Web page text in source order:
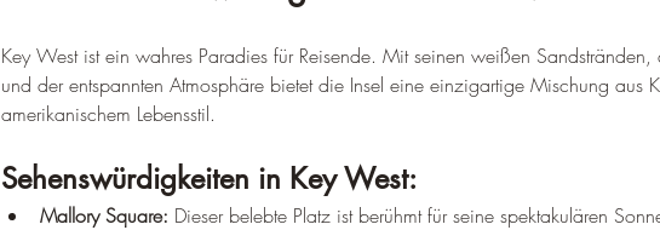
Key West ist ein wahres Paradies für Reisende. Mit seinen weißen
und der entspannten Atmosphäre bietet die Insel eine einzigartige Mischung aus
amerikanischem Lebensstil.
Sehenswürdigkeiten in Key West:
Mallory Square: Dieser belebte Platz ist berühmt für seine spektakulären